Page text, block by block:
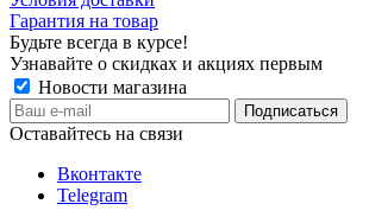
Гарантия на товар
Будьте всегда в курсе!
Узнавайте о скидках и акциях первым
Новости магазина
Оставайтесь на связи
Вконтакте
Telegram